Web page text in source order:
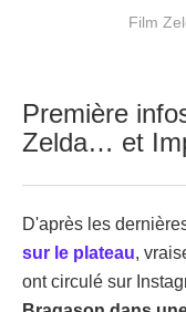
Film
Première
Zelda… et
D'après les
sur le plateau,
ont circulé sur